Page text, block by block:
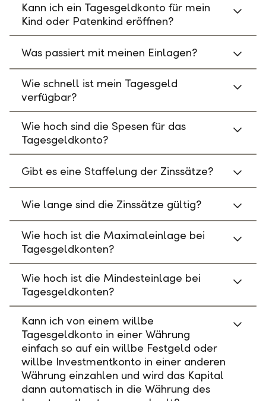
Kann ich ein Tagesgeldkonto für mein
Kind oder Patenkind eröffnen?
Was passiert mit meinen Einlagen?
Wie schnell ist mein Tagesgeld
verfügbar?
Wie hoch sind die Spesen für das
Tagesgeldkonto?
Gibt es eine Staffelung der Zinssätze?
Wie lange sind die Zinssätze gültig?
Wie hoch ist die Maximaleinlage bei
Tagesgeldkonten?
Wie hoch ist die Mindesteinlage bei
Tagesgeldkonten?
Kann ich von einem willbe
Tagesgeldkonto in einer Währung
einfach so auf ein willbe Festgeld oder
willbe Investmentkonto in einer anderen
Währung einzahlen und wird das Kapital
dann automatisch in die Währung des